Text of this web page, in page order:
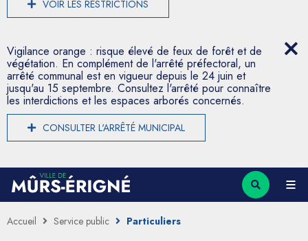
VOIR LES RESTRICTIONS
Vigilance orange : risque élevé de feux de forêt et de
végétation. En complément de l'arrêté préfectoral, un
arrêté communal est en vigueur depuis le 24 juin et
jusqu'au 15 septembre. Consultez l'arrêté pour connaître
les interdictions et les espaces arborés concernés.
CONSULTER L'ARRÊTÉ MUNICIPAL
Accueil Service public Particuliers